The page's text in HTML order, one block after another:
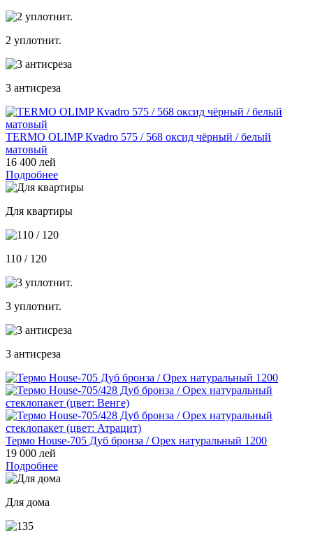
2 уплотнит.
3 антисреза
TERMO OLIMP Кvadro 575 / 568 оксид чёрный / белый
матовый
16 400 лей
Подробнее
Для квартиры
110 / 120
3 уплотнит.
3 антисреза
Термо House-705 Дуб бронза / Орех натуральный 1200
19 000 лей
Подробнее
Для дома